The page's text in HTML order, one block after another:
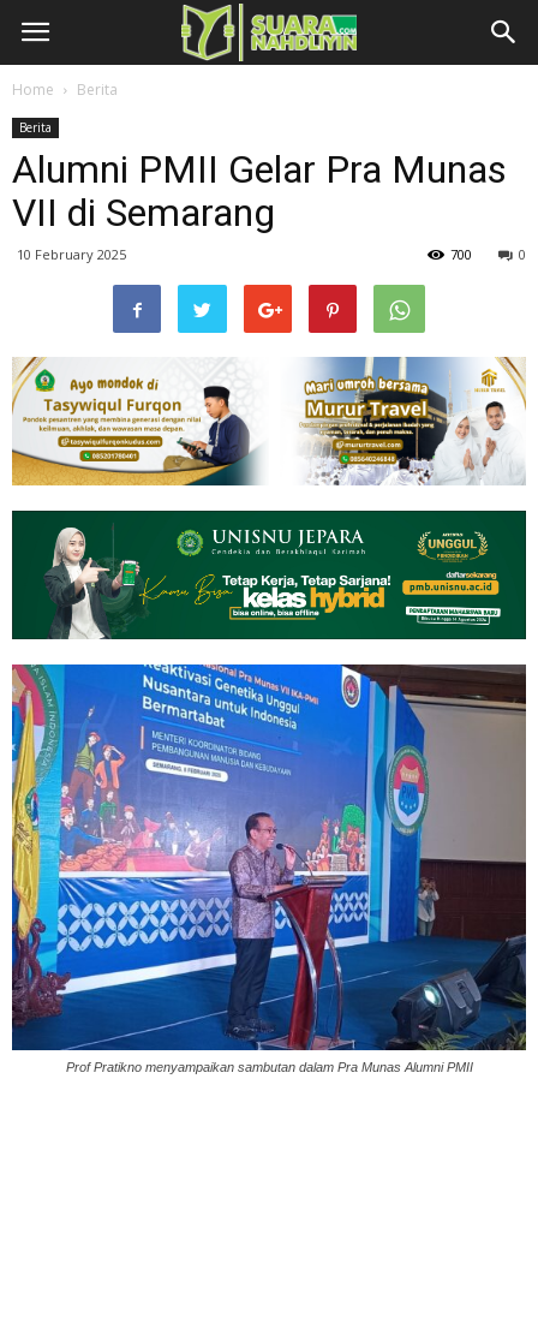
Home Berita
Berita
Alumni PMII Gelar Pra Munas
VII di Semarang
10 February 2025 0
700
Prof Pratikno menyampaikan sambutan dalam Pra Munas Alumni PMII